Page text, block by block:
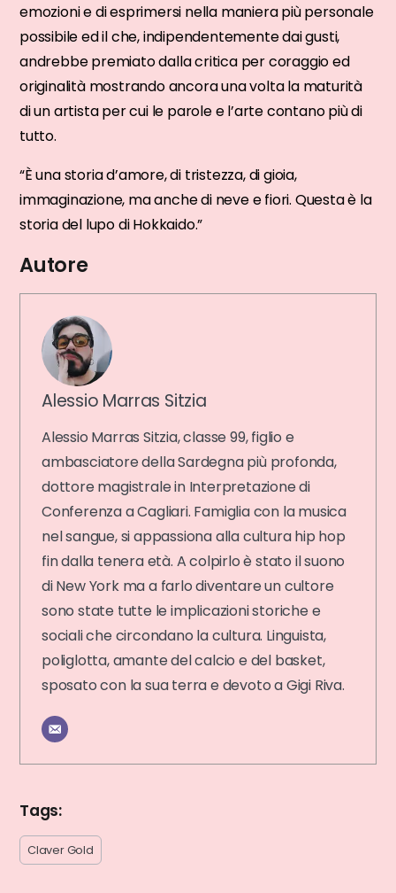
emozioni e di esprimersi nella maniera più personale
possibile ed il che, indipendentemente dai gusti,
andrebbe premiato dalla critica per coraggio ed
originalità mostrando ancora una volta la maturità
di un artista per cui le parole e l’arte contano più di
tutto.
“È una storia d’amore, di tristezza, di gioia,
immaginazione, ma anche di neve e fiori. Questa è la
storia del lupo di Hokkaido.”
Autore
Alessio Marras Sitzia
Alessio Marras Sitzia, classe 99, figlio e
ambasciatore della Sardegna più profonda,
dottore magistrale in Interpretazione di
Conferenza a Cagliari. Famiglia con la musica
nel sangue, si appassiona alla cultura hip hop
fin dalla tenera età. A colpirlo è stato il suono
di New York ma a farlo diventare un cultore
sono state tutte le implicazioni storiche e
sociali che circondano la cultura. Linguista,
poliglotta, amante del calcio e del basket,
sposato con la sua terra e devoto a Gigi Riva.
Tags:
Claver Gold